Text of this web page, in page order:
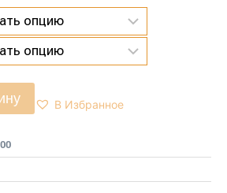
В Избранное